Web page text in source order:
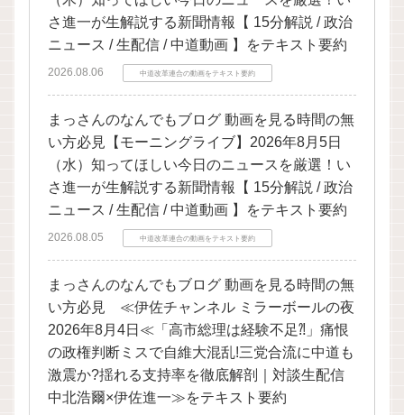
さ進一が生解説する新聞情報【 15分解説 / 政治
ニュース / 生配信 / 中道動画 】をテキスト要約
2026.08.06 中道改革連合の動画をテキスト要約
まっさんのなんでもブログ 動画を見る時間の無
い方必見【モーニングライブ】2026年8月5日
（水）知ってほしい今日のニュースを厳選！い
さ進一が生解説する新聞情報【 15分解説 / 政治
ニュース / 生配信 / 中道動画 】をテキスト要約
2026.08.05 中道改革連合の動画をテキスト要約
まっさんのなんでもブログ 動画を見る時間の無
い方必見 ≪伊佐チャンネル ミラーボールの夜
2026年8月4日≪「高市総理は経験不足⁈」痛恨
の政権判断ミスで自維大混乱!三党合流に中道も
激震か?揺れる支持率を徹底解剖｜対談生配信
中北浩爾×伊佐進一≫をテキスト要約